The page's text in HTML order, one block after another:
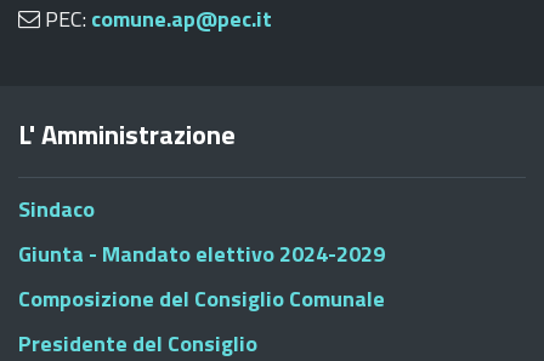
PEC: comune.ap@pec.it
L' Amministrazione
Sindaco
Giunta - Mandato elettivo 2024-2029
Composizione del Consiglio Comunale
Presidente del Consiglio